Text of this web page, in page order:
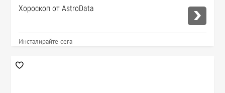
Хороскоп от AstroData
Инсталирайте сега